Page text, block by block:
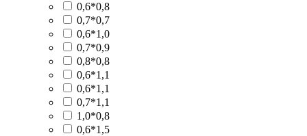
0,6*0,8
0,7*0,7
0,6*1,0
0,7*0,9
0,8*0,8
0,6*1,1
0,6*1,1
0,7*1,1
1,0*0,8
0,6*1,5